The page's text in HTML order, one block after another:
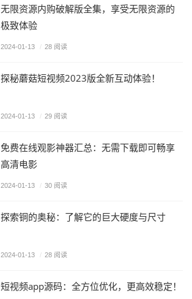
无限资源内购破解版全集，享受无限资源的
极致体验
2024-01-13 / 28 阅读
探秘蘑菇短视频2023版全新互动体验！
2024-01-13 / 29 阅读
免费在线观影神器汇总：无需下载即可畅享
高清电影
2024-01-13 / 30 阅读
探索铜的奥秘：了解它的巨大硬度与尺寸
2024-01-13 / 28 阅读
短视频app源码：全方位优化，更高效稳定！